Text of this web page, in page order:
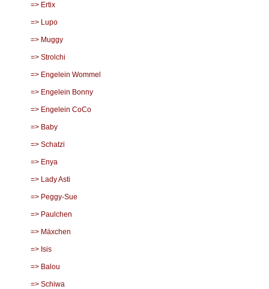
=> Ertix
=> Lupo
=> Muggy
=> Strolchi
=> Engelein Wommel
=> Engelein Bonny
=> Engelein CoCo
=> Baby
=> Schatzi
=> Enya
=> Lady Asti
=> Peggy-Sue
=> Paulchen
=> Mäxchen
=> Isis
=> Balou
=> Schiwa